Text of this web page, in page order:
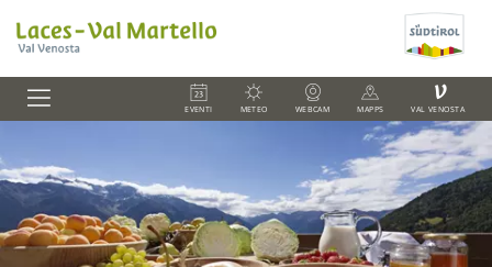
EVENTI METEO WEBCAM MAPPS
V
VAL VENOSTA